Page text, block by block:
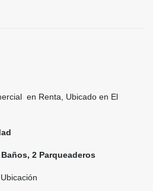
en Renta, Ubicado en El
2 Parqueaderos
Ubicación